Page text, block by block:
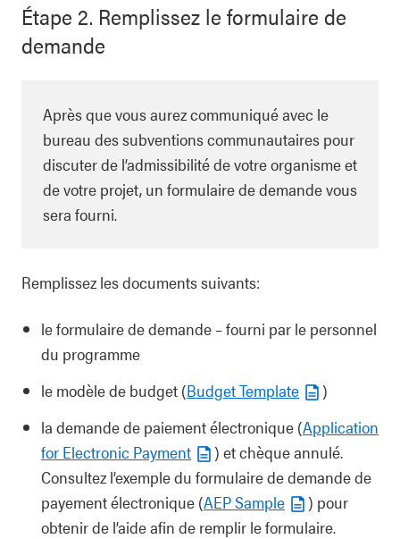
Étape 2. Remplissez le formulaire de
demande
Après que vous aurez communiqué avec le
bureau des subventions communautaires pour
discuter de l’admissibilité de votre organisme et
de votre projet, un formulaire de demande vous
sera fourni.
Remplissez les documents suivants:
le formulaire de demande – fourni par le personnel
du programme
le modèle de budget (Budget Template
)
la demande de paiement électronique (Application
for Electronic Payment
) et chèque annulé.
Consultez l’exemple du formulaire de demande de
payement électronique (AEP Sample
) pour
obtenir de l’aide afin de remplir le formulaire.